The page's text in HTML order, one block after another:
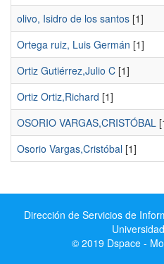
olivo, Isidro de los santos [1]
Ortega ruiz, Luis Germán [1]
Ortiz Gutiérrez,Julio C [1]
Ortiz Ortiz,Richard [1]
OSORIO VARGAS,CRISTÓBAL
Osorio Vargas,Cristóbal [1]
Dirección de Servicios de
© 2019 Dspace -